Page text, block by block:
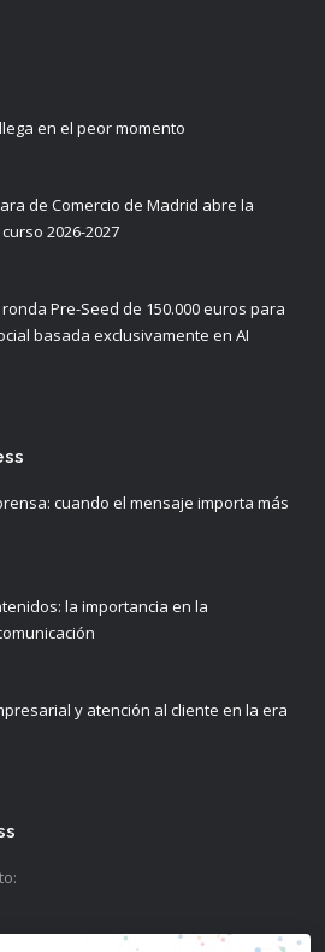
en el peor momento
de Comercio de Madrid abre la
2026-2027
Pre-Seed de 150.000 euros para
basada exclusivamente en AI
cuando el mensaje importa más
la importancia en la
y atención al cliente en la era